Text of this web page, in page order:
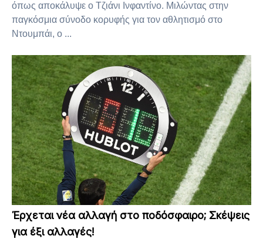
όπως αποκάλυψε ο Τζιάνι Ινφαντίνο. Μιλώντας στην
παγκόσμια σύνοδο κορυφής για τον αθλητισμό στο
Ντουμπάι, ο ...
Έρχεται νέα αλλαγή στο ποδόσφαιρο; Σκέψεις
για έξι αλλαγές!